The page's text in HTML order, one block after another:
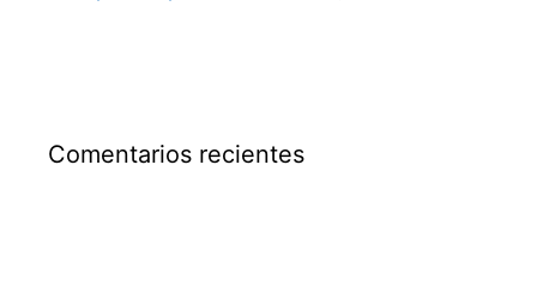
Comentarios recientes